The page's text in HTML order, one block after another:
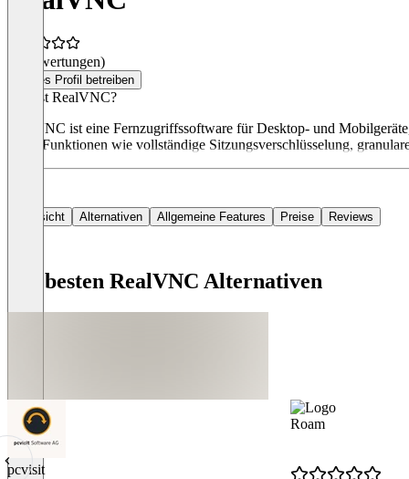
(0 Bewertungen)
Dieses Profil betreiben
Was ist RealVNC?
RealVNC ist eine Fernzugriffssoftware für Desktop- und
bietet Funktionen wie vollständige Sitzungsverschlüsselung,
Übersicht Alternativen Allgemeine Features Preise Reviews
Die besten RealVNC Alternativen
pcvisit
Roam